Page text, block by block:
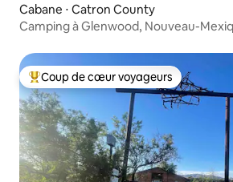
Cabane ⋅ Catron County
Camping à Glenwood, Nouveau-
Coups de cœur voyageurs les plus
Coup de cœur voyageurs